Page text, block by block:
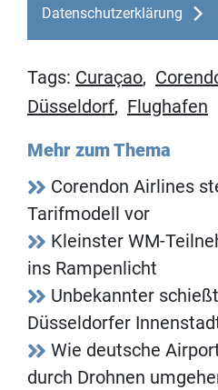
Datenschutzerklärung
Tags: Curaçao,
Düsseldorf, Flughafen
Mehr zum Thema
Corendon Airlines
Tarifmodell vor
Kleinster WM-
ins Rampenlicht
Unbekannter
Düsseldorfer
Wie deutsche
durch Drohnen